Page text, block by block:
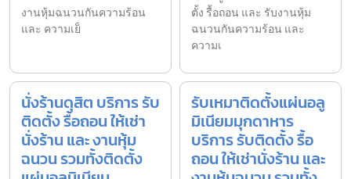
งานหุ้มฉนวนกันความร้อน
และ ความเย็
ตั้ง รื้อถอน และ รับงานหุ้ม
ฉนวนกันความร้อน และ
ความเ
นั่งร้านดุสิต บริการ รับ
ติดตั้ง รื้อถอน ให้เช่า
นั่งร้าน และ งานหุ้ม
ฉนวน รวมทั้งติดตั้ง
รับเหมาติดตั้งแผ่นอลู
มิเนียมมุกดาหาร
บริการ รับติดตั้ง รื้อ
ถอน ให้เช่านั่งร้าน และ